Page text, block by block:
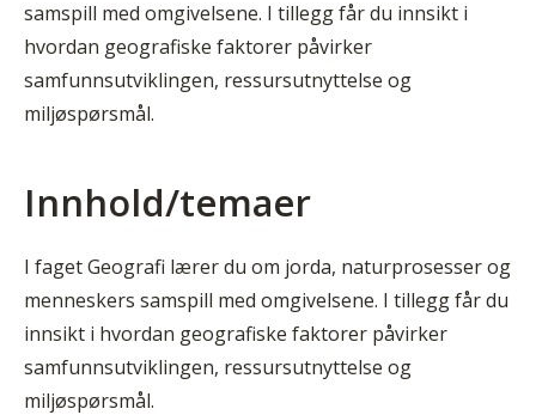
samspill med omgivelsene. I tillegg får du innsikt i
hvordan geografiske faktorer påvirker
samfunnsutviklingen, ressursutnyttelse og
miljøspørsmål.
Innhold/temaer
I faget Geografi lærer du om jorda, naturprosesser og
menneskers samspill med omgivelsene. I tillegg får du
innsikt i hvordan geografiske faktorer påvirker
samfunnsutviklingen, ressursutnyttelse og
miljøspørsmål.